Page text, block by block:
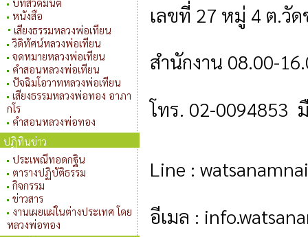
หนังสือ
เสียงธรรมหลวงพ่อเทียน
วิดิทัศน์หลวงพ่อเทียน
จดหมายหลวงพ่อเทียน
คำสอนหลวงพ่อเทียน
ปัจฉิมโอวาทหลวงพ่อเทียน
เสียงธรรมหลวงพ่อทอง อาภา
กโร
คำสอนหลวงพ่อทอง
ปฏิทินข่าว
ประเพณีทอดกฐิน
ตารางปฏิบัติธรรม
กิจกรรม
ข่าวสาร
งานเผยแผ่ในต่างประเทศ โดย
หลวงพ่อทอง
เลขที่ 27 หมู่ 4 ต.วั
สำนักงาน 08.00-
โทร. 02-0094853
Line : watsanamnai
อีเมล :